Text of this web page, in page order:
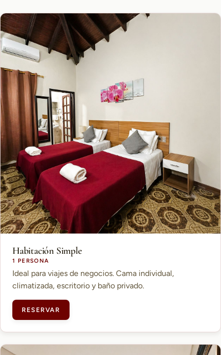
Habitación Simple
1 PERSONA
Ideal para viajes de negocios. Cama individual,
climatizada, escritorio y baño privado.
RESERVAR